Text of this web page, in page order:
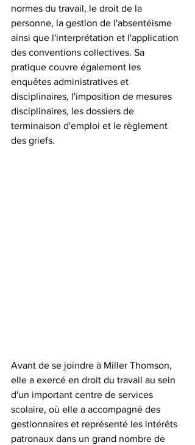
normes du travail, le droit de la
personne, la gestion de l'absentéisme
ainsi que l'interprétation et l'application
des conventions collectives. Sa
pratique couvre également les
enquêtes administratives et
disciplinaires, l'imposition de mesures
disciplinaires, les dossiers de
terminaison d'emploi et le règlement
des griefs.
Avant de se joindre à Miller Thomson,
elle a exercé en droit du travail au sein
d'un important centre de services
scolaire, où elle a accompagné des
gestionnaires et représenté les intérêts
patronaux dans un grand nombre de